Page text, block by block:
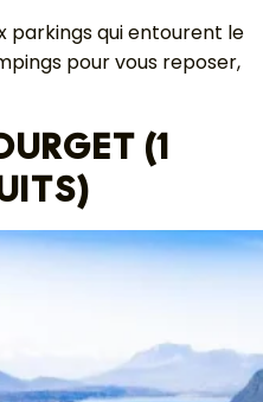
parkings qui entourent le
pour vous reposer,
(1